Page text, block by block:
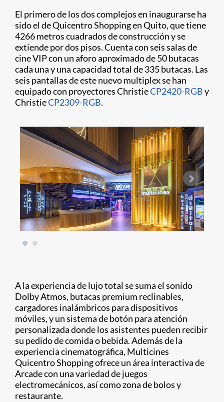
El primero de los dos complejos en inaugurarse ha
sido el de Quicentro Shopping en Quito, que tiene
4266 metros cuadrados de construcción y se
extiende por dos pisos. Cuenta con seis salas de
cine VIP con un aforo aproximado de 50 butacas
cada una y una capacidad total de 335 butacas. Las
seis pantallas de este nuevo multiplex se han
equipado con proyectores ChristieCP2420-RGBy
ChristieCP2309-RGB.
A la experiencia de lujo total se suma el sonido
Dolby Atmos, butacas premium reclinables,
cargadores inalámbricos para dispositivos
móviles, y un sistema de botón para atención
personalizada donde los asistentes pueden recibir
su pedido de comida o bebida. Además de la
experiencia cinematográfica, Multicines
Quicentro Shopping ofrece un área interactiva de
Arcade con una variedad de juegos
electromecánicos, así como zona de bolos y
restaurante.